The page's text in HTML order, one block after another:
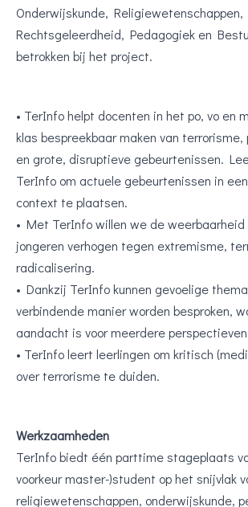
Onderwijskunde, Religiewetenschappen,
Rechtsgeleerdheid, Pedagogiek en
betrokken bij het project.
• TerInfo helpt docenten in het po, vo en
klas bespreekbaar maken van
en grote, disruptieve gebeurtenissen.
TerInfo om actuele gebeurtenissen in
context te plaatsen.
• Met TerInfo willen we de weerbaarheid
jongeren verhogen tegen extremisme,
radicalisering.
• Dankzij TerInfo kunnen gevoelige
verbindende manier worden besproken,
aandacht is voor meerdere
• TerInfo leert leerlingen om kritisch
over terrorisme te duiden.
Werkzaamheden
TerInfo biedt één parttime stageplaats
voorkeur master-)student op het snijvlak
religiewetenschappen, onderwijskunde,